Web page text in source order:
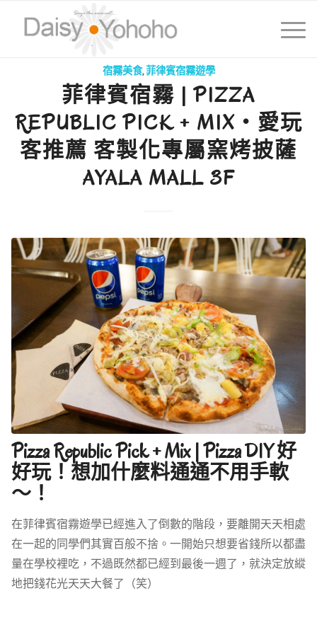
宿霧美食,菲律賓宿霧遊學
菲律賓宿霧 | PIZZA
REPUBLIC PICK + MIX・愛玩
客推薦 客製化專屬窯烤披薩
AYALA MALL 3F
Pizza Republic Pick + Mix | Pizza DIY 好
好玩！想加什麼料通通不用手軟
～！
在菲律賓宿霧遊學已經進入了倒數的階段，要離開天天相處
在一起的同學們其實百般不捨。一開始只想要省錢所以都盡
量在學校裡吃，不過既然都已經到最後一週了，就決定放縱
地把錢花光天天大餐了（笑）